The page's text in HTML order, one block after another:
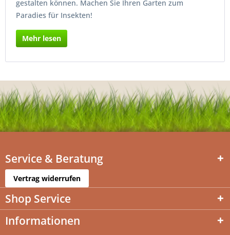
gestalten können. Machen Sie Ihren Garten zum
Paradies für Insekten!
Mehr lesen
Service & Beratung
Vertrag widerrufen
Shop Service
Informationen